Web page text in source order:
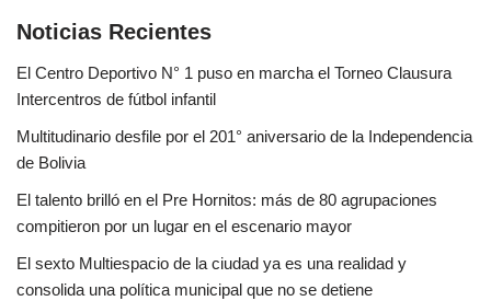
Noticias Recientes
El Centro Deportivo N° 1 puso en marcha el Torneo Clausura
Intercentros de fútbol infantil
Multitudinario desfile por el 201° aniversario de la Independencia
de Bolivia
El talento brilló en el Pre Hornitos: más de 80 agrupaciones
compitieron por un lugar en el escenario mayor
El sexto Multiespacio de la ciudad ya es una realidad y
consolida una política municipal que no se detiene